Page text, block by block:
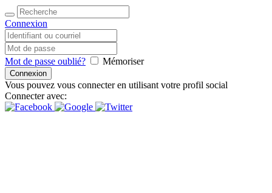
Connexion
Mot de passe oublié? Mémoriser
Vous pouvez vous connecter en utilisant votre profil social
Connecter avec: